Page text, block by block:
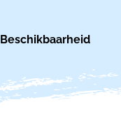
Beschikbaarheid